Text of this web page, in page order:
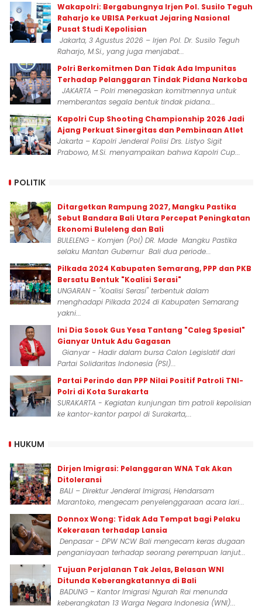
Wakapolri: Bergabungnya Irjen Pol. Susilo Teguh
Raharjo ke UBISA Perkuat Jejaring Nasional
Pusat Studi Kepolisian
Jakarta, 3 Agustus 2026 – Irjen Pol. Dr. Susilo Teguh
Raharjo, M.Si., yang juga menjabat...
Polri Berkomitmen Dan Tidak Ada Impunitas
Terhadap Pelanggaran Tindak Pidana Narkoba
JAKARTA – Polri menegaskan komitmennya untuk
memberantas segala bentuk tindak pidana...
Kapolri Cup Shooting Championship 2026 Jadi
Ajang Perkuat Sinergitas dan Pembinaan Atlet
Jakarta – Kapolri Jenderal Polisi Drs. Listyo Sigit
Prabowo, M.Si. menyampaikan bahwa Kapolri Cup...
POLITIK
Ditargetkan Rampung 2027, Mangku Pastika
Sebut Bandara Bali Utara Percepat Peningkatan
Ekonomi Buleleng dan Bali
BULELENG - Komjen (Pol) DR. Made Mangku Pastika
selaku Mantan Gubernur Bali dua periode...
Pilkada 2024 Kabupaten Semarang, PPP dan PKB
Bersatu Bentuk "Koalisi Serasi"
UNGARAN - "Koalisi Serasi" terbentuk dalam
menghadapi Pilkada 2024 di Kabupaten Semarang
yakni...
Ini Dia Sosok Gus Yesa Tantang "Caleg Spesial"
Gianyar Untuk Adu Gagasan
Gianyar - Hadir dalam bursa Calon Legislatif dari
Partai Solidaritas Indonesia (PSI)...
Partai Perindo dan PPP Nilai Positif Patroli TNI-
Polri di Kota Surakarta
SURAKARTA - Kegiatan kunjungan tim patroli kepolisian
ke kantor-kantor parpol di Surakarta,...
HUKUM
Dirjen Imigrasi: Pelanggaran WNA Tak Akan
Ditoleransi
BALI – Direktur Jenderal Imigrasi, Hendarsam
Marantoko, mengecam penyelenggaraan acara lari...
Donnox Wong: Tidak Ada Tempat bagi Pelaku
Kekerasan terhadap Lansia
Denpasar - DPW NCW Bali mengecam keras dugaan
penganiayaan terhadap seorang perempuan lanjut...
Tujuan Perjalanan Tak Jelas, Belasan WNI
Ditunda Keberangkatannya di Bali
BADUNG – Kantor Imigrasi Ngurah Rai menunda
keberangkatan 13 Warga Negara Indonesia (WNI)...